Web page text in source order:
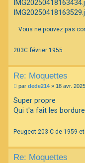
Vous ne pouvez pas
203C février 1955
Re: Moquettes
M
s
a
par dede214 » 18 avr.
Super propre
Qui t'a fait les
Peugeot 203 C de 1959
Re: Moquettes